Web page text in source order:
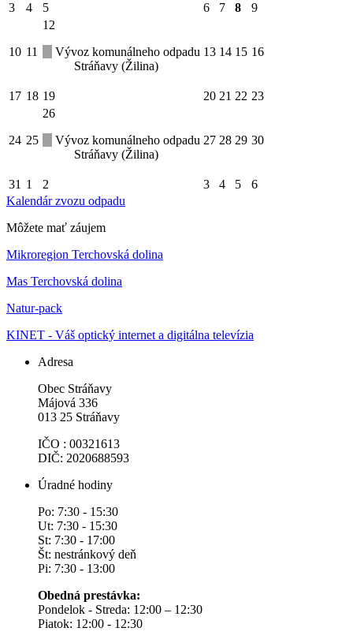
3 4 5 6 7 8 9
10 11
12
Vývoz komunálneho odpadu
Stráňavy (Žilina)
13 14 15 16
17 18 19 20 21 22 23
24 25
26
Vývoz komunálneho odpadu
Stráňavy (Žilina)
27 28 29 30
31 1 2 3 4 5
6
Kalendár zvozu odpadu
Môžete mať záujem
Mikroregion Terchovská dolina
Mas Terchovská dolina
Natur-pack
KINET - Váš optický internet a digitálna televízia
Adresa
Obec Stráňavy
Májová 336
013 25 Stráňavy
IČO : 00321613
DIČ: 2020688593
Úradné hodiny
Po: 7:30 - 15:30
Ut: 7:30 - 15:30
St: 7:30 - 17:00
Št: nestránkový deň
Pi: 7:30 - 13:00
Obedná prestávka:
Pondelok - Streda: 12:00 – 12:30
Piatok: 12:00 - 12:30